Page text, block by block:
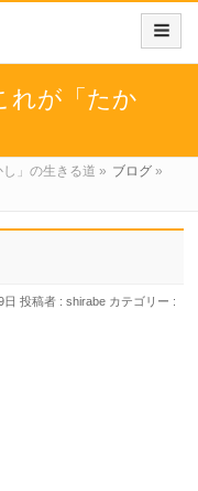
れが「たか
」の生きる道 » ブログ »
日 投稿者 :shirabe カテゴリー :